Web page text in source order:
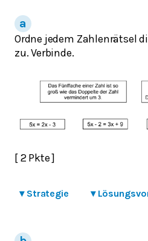
Ordne jedem Zahlenrätsel
zu. Verbinde.
[ 2 Pkte ]
▾ Strategie ▾